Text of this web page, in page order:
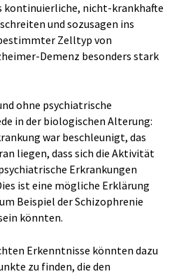
kontinuierliche, nicht-krankhafte
und sozusagen ins
Zelltyp von
Demenz besonders stark
ohne psychiatrische
in der biologischen Alterung:
war beschleunigt, das
liegen, dass sich die Aktivität
Erkrankungen
ist eine mögliche Erklärung
Beispiel der Schizophrenie
könnten.
Erkenntnisse könnten dazu
zu finden, die den